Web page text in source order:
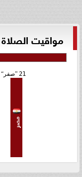
مواقيت الصلاة
21 صفر
مصر